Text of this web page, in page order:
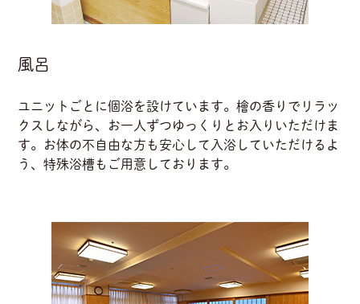
風呂
ユニットごとに個浴を設けています。檜の香りでリラッ
クスしながら、お一人ずつゆっくりとお入りいただけま
す。お体の不自由な方も安心して入浴していただけるよ
う、特殊浴槽もご用意しております。